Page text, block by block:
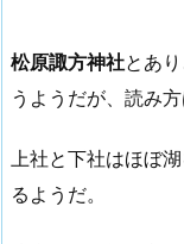
松原諏方神社とあ
うようだが、読み
上社と下社はほぼ
るようだ。